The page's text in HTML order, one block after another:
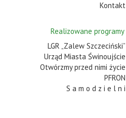
Kontakt
Realizowane programy
LGR „Zalew Szczeciński”
Urząd Miasta Świnoujście
Otwórzmy przed nimi życie
PFRON
S a m o d z i e l n i